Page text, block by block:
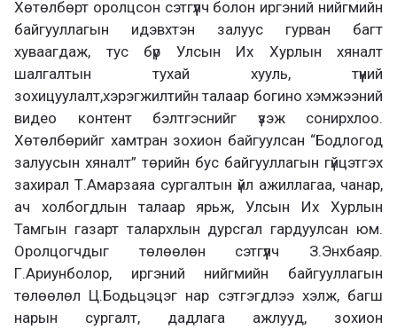
Хөтөлбөрт оролцсон сэтгүүлч болон иргэний нийгмийн
байгууллагын идэвхтэн залуус гурван багт
хуваагдаж, тус бүр Улсын Их Хурлын хяналт
шалгалтын тухай хууль, түүний
зохицуулалт,хэрэгжилтийн талаар богино хэмжээний
видео контент бэлтгэснийг үзэж сонирхлоо.
Хөтөлбөрийг хамтран зохион байгуулсан “Бодлогод
залуусын хяналт” төрийн бус байгууллагын гүйцэтгэх
захирал Т.Амарзаяа сургалтын үйл ажиллагаа, чанар,
ач холбогдлын талаар ярьж, Улсын Их Хурлын
Тамгын газарт талархлын дурсгал гардуулсан юм.
Оролцогчдыг төлөөлөн сэтгүүлч З.Энхбаяр.
Г.Ариунболор, иргэний нийгмийн байгууллагын
төлөөлөл Ц.Бодьцэцэг нар сэтгэгдлээ хэлж, багш
нарын сургалт, дадлага ажлууд, зохион